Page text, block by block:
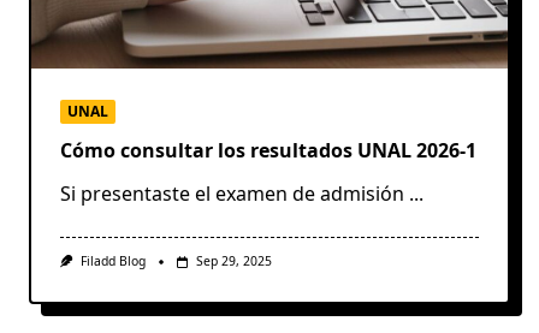
UNAL
Cómo consultar los resultados UNAL 2026-1
Si presentaste el examen de admisión ...
Filadd Blog Sep 29, 2025